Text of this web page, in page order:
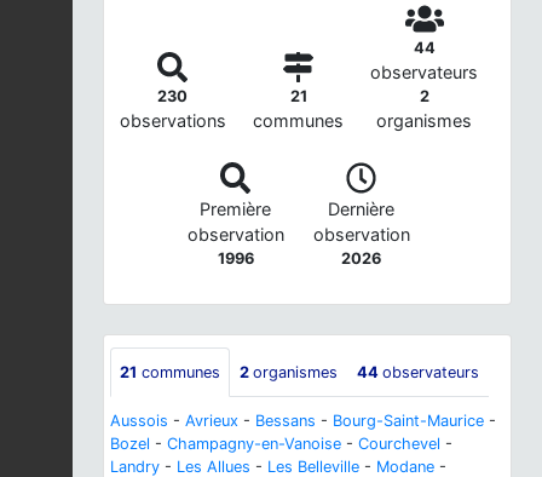
230
observations
21
communes
44
observateurs
2
organismes
Première
observation
1996
Dernière
observation
2026
21 communes 2 organismes 44 observateurs
Aussois - Avrieux - Bessans - Bourg-Saint-Maurice -
Bozel - Champagny-en-Vanoise - Courchevel -
Landry - Les Allues - Les Belleville - Modane -